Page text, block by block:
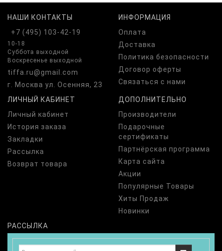
НАШИ КОНТАКТЫ
+7 (495) 103-42-19
10-18
Суббота выходной
Воскресенье выходной
tiffa.ru@gmail.com
г. Москва ул. Осенняя, 23
ИНФОРМАЦИЯ
Оплата
Доставка
Политика безопасности
Договор оферты
Связаться с нами
ЛИЧНЫЙ КАБИНЕТ
Личный кабинет
История заказа
Закладки
Рассылка
Возврат товара
ДОПОЛНИТЕЛЬНО
Производители
Подарочные
сертификаты
Партнёрская программа
Карта сайта
Акции
Популярные Товары
Хиты Продаж
Новинки
РАССЫЛКА